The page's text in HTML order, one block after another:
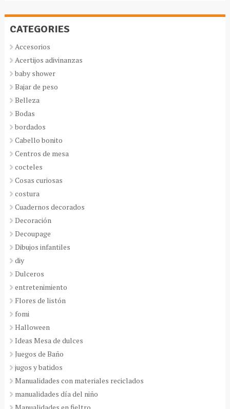
CATEGORIES
Accesorios
Acertijos adivinanzas
baby shower
Bajar de peso
Belleza
Bodas
bordados
Cabello bonito
Centros de mesa
cocteles
Cosas curiosas
costura
Cuadernos decorados
Decoración
Decoupage
Dibujos infantiles
diy
Dulceros
entretenimiento
Flores de listón
fomi
Halloween
Ideas Mesa de dulces
Juegos de Baño
jugos y batidos
Manualidades con materiales reciclados
manualidades día del niño